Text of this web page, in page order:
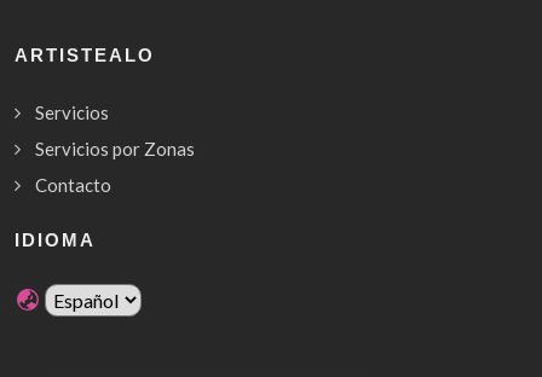
ARTISTEALO
Servicios
Servicios por Zonas
Contacto
IDIOMA